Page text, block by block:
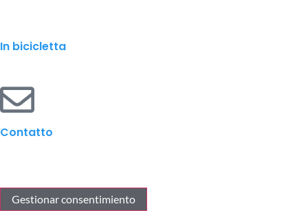
In bicicletta
Contatto
Gestionar consentimiento